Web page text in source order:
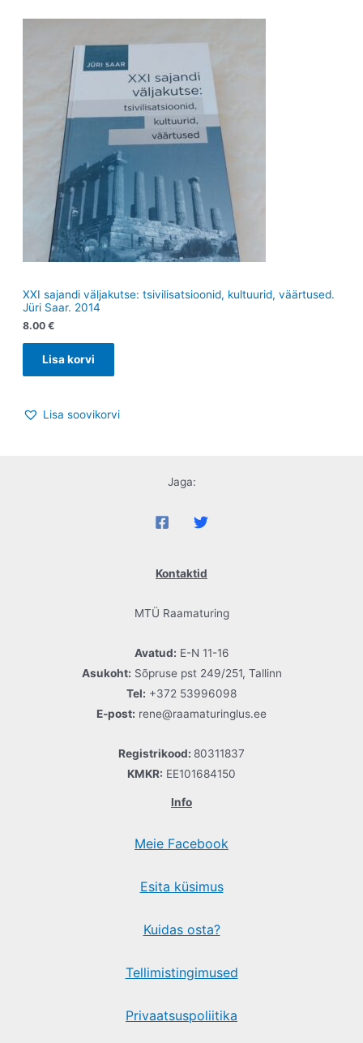
XXI sajandi väljakutse: tsivilisatsioonid, kultuurid, väärtused.
Jüri Saar. 2014
8.00 €
Lisa korvi
Lisa soovikorvi
Jaga:
Kontaktid
MTÜ Raamaturing
Avatud: E-N 11-16
Asukoht: Sõpruse pst 249/251, Tallinn
Tel: +372 53996098
E-post: rene@raamaturinglus.ee
Registrikood: 80311837
KMKR: EE101684150
Info
Meie Facebook
Esita küsimus
Kuidas osta?
Tellimistingimused
Privaatsuspoliitika